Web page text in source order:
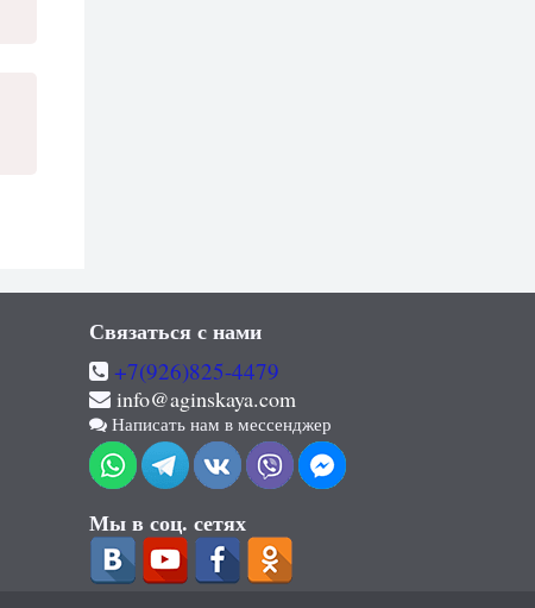
Связаться с нами
+7(926)825-4479
info@aginskaya.com
Написать нам в мессенджер
Мы в соц. сетях